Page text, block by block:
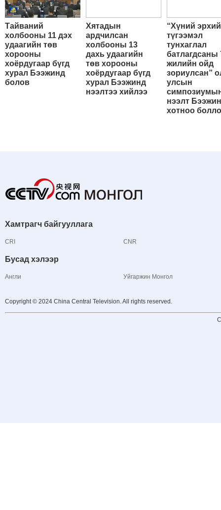
Тайваний
холбооны 11 дэх
удаагийн төв
хорооны
хоёрдугаар бүгд
хурал Бээжинд
болов
Хятадын
ардчилсан
холбооны 13
дахь удаагийн
төв хорооны
хоёрдугаар бүгд
хурал Бээжинд
нээлтээ хийлээ
“Хүний
түгээмэл
тунхаглал
батлагдсаны
жилийн ойд
зориулсан”
улсын
нээлт Бээжин
хотноо
Хамтрагч байгууллага
CRI CNR
Бусад хэлээр
Англи Уйгаржин Монгол
Copyright © 2024 China Central Television. All rights reserved.